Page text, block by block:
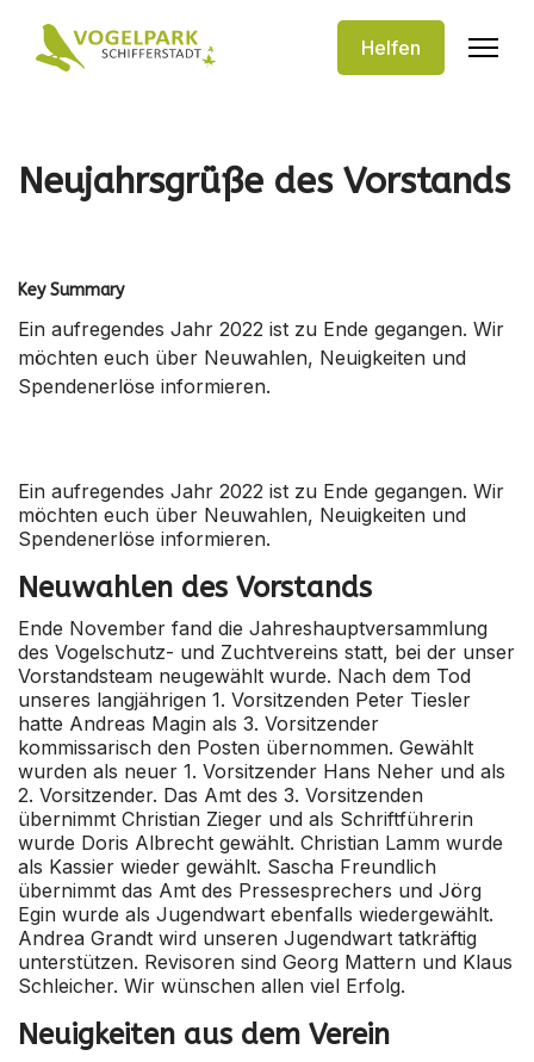
Helfen
Neujahrsgrüße des Vorstands
Key Summary
Ein aufregendes Jahr 2022 ist zu Ende gegangen. Wir
möchten euch über Neuwahlen, Neuigkeiten und
Spendenerlöse informieren.
Ein aufregendes Jahr 2022 ist zu Ende gegangen. Wir
möchten euch über Neuwahlen, Neuigkeiten und
Spendenerlöse informieren.
Neuwahlen des Vorstands
Ende November fand die Jahreshauptversammlung
des Vogelschutz- und Zuchtvereins statt, bei der unser
Vorstandsteam neugewählt wurde. Nach dem Tod
unseres langjährigen 1. Vorsitzenden Peter Tiesler
hatte Andreas Magin als 3. Vorsitzender
kommissarisch den Posten übernommen. Gewählt
wurden als neuer 1. Vorsitzender Hans Neher und als
2. Vorsitzender. Das Amt des 3. Vorsitzenden
übernimmt Christian Zieger und als Schriftführerin
wurde Doris Albrecht gewählt. Christian Lamm wurde
als Kassier wieder gewählt. Sascha Freundlich
übernimmt das Amt des Pressesprechers und Jörg
Egin wurde als Jugendwart ebenfalls wiedergewählt.
Andrea Grandt wird unseren Jugendwart tatkräftig
unterstützen. Revisoren sind Georg Mattern und Klaus
Schleicher. Wir wünschen allen viel Erfolg.
Neuigkeiten aus dem Verein